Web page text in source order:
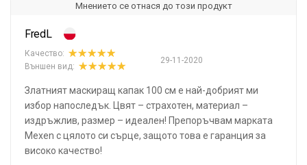
Мнението се отнася до този продукт
FredL
29-11-2020
Качество:
Външен вид:
Златният маскиращ капак 100 см е най-добрият ми
избор напоследък. Цвят – страхотен, материал –
издръжлив, размер – идеален! Препоръчвам марката
Mexen с цялото си сърце, защото това е гаранция за
високо качество!